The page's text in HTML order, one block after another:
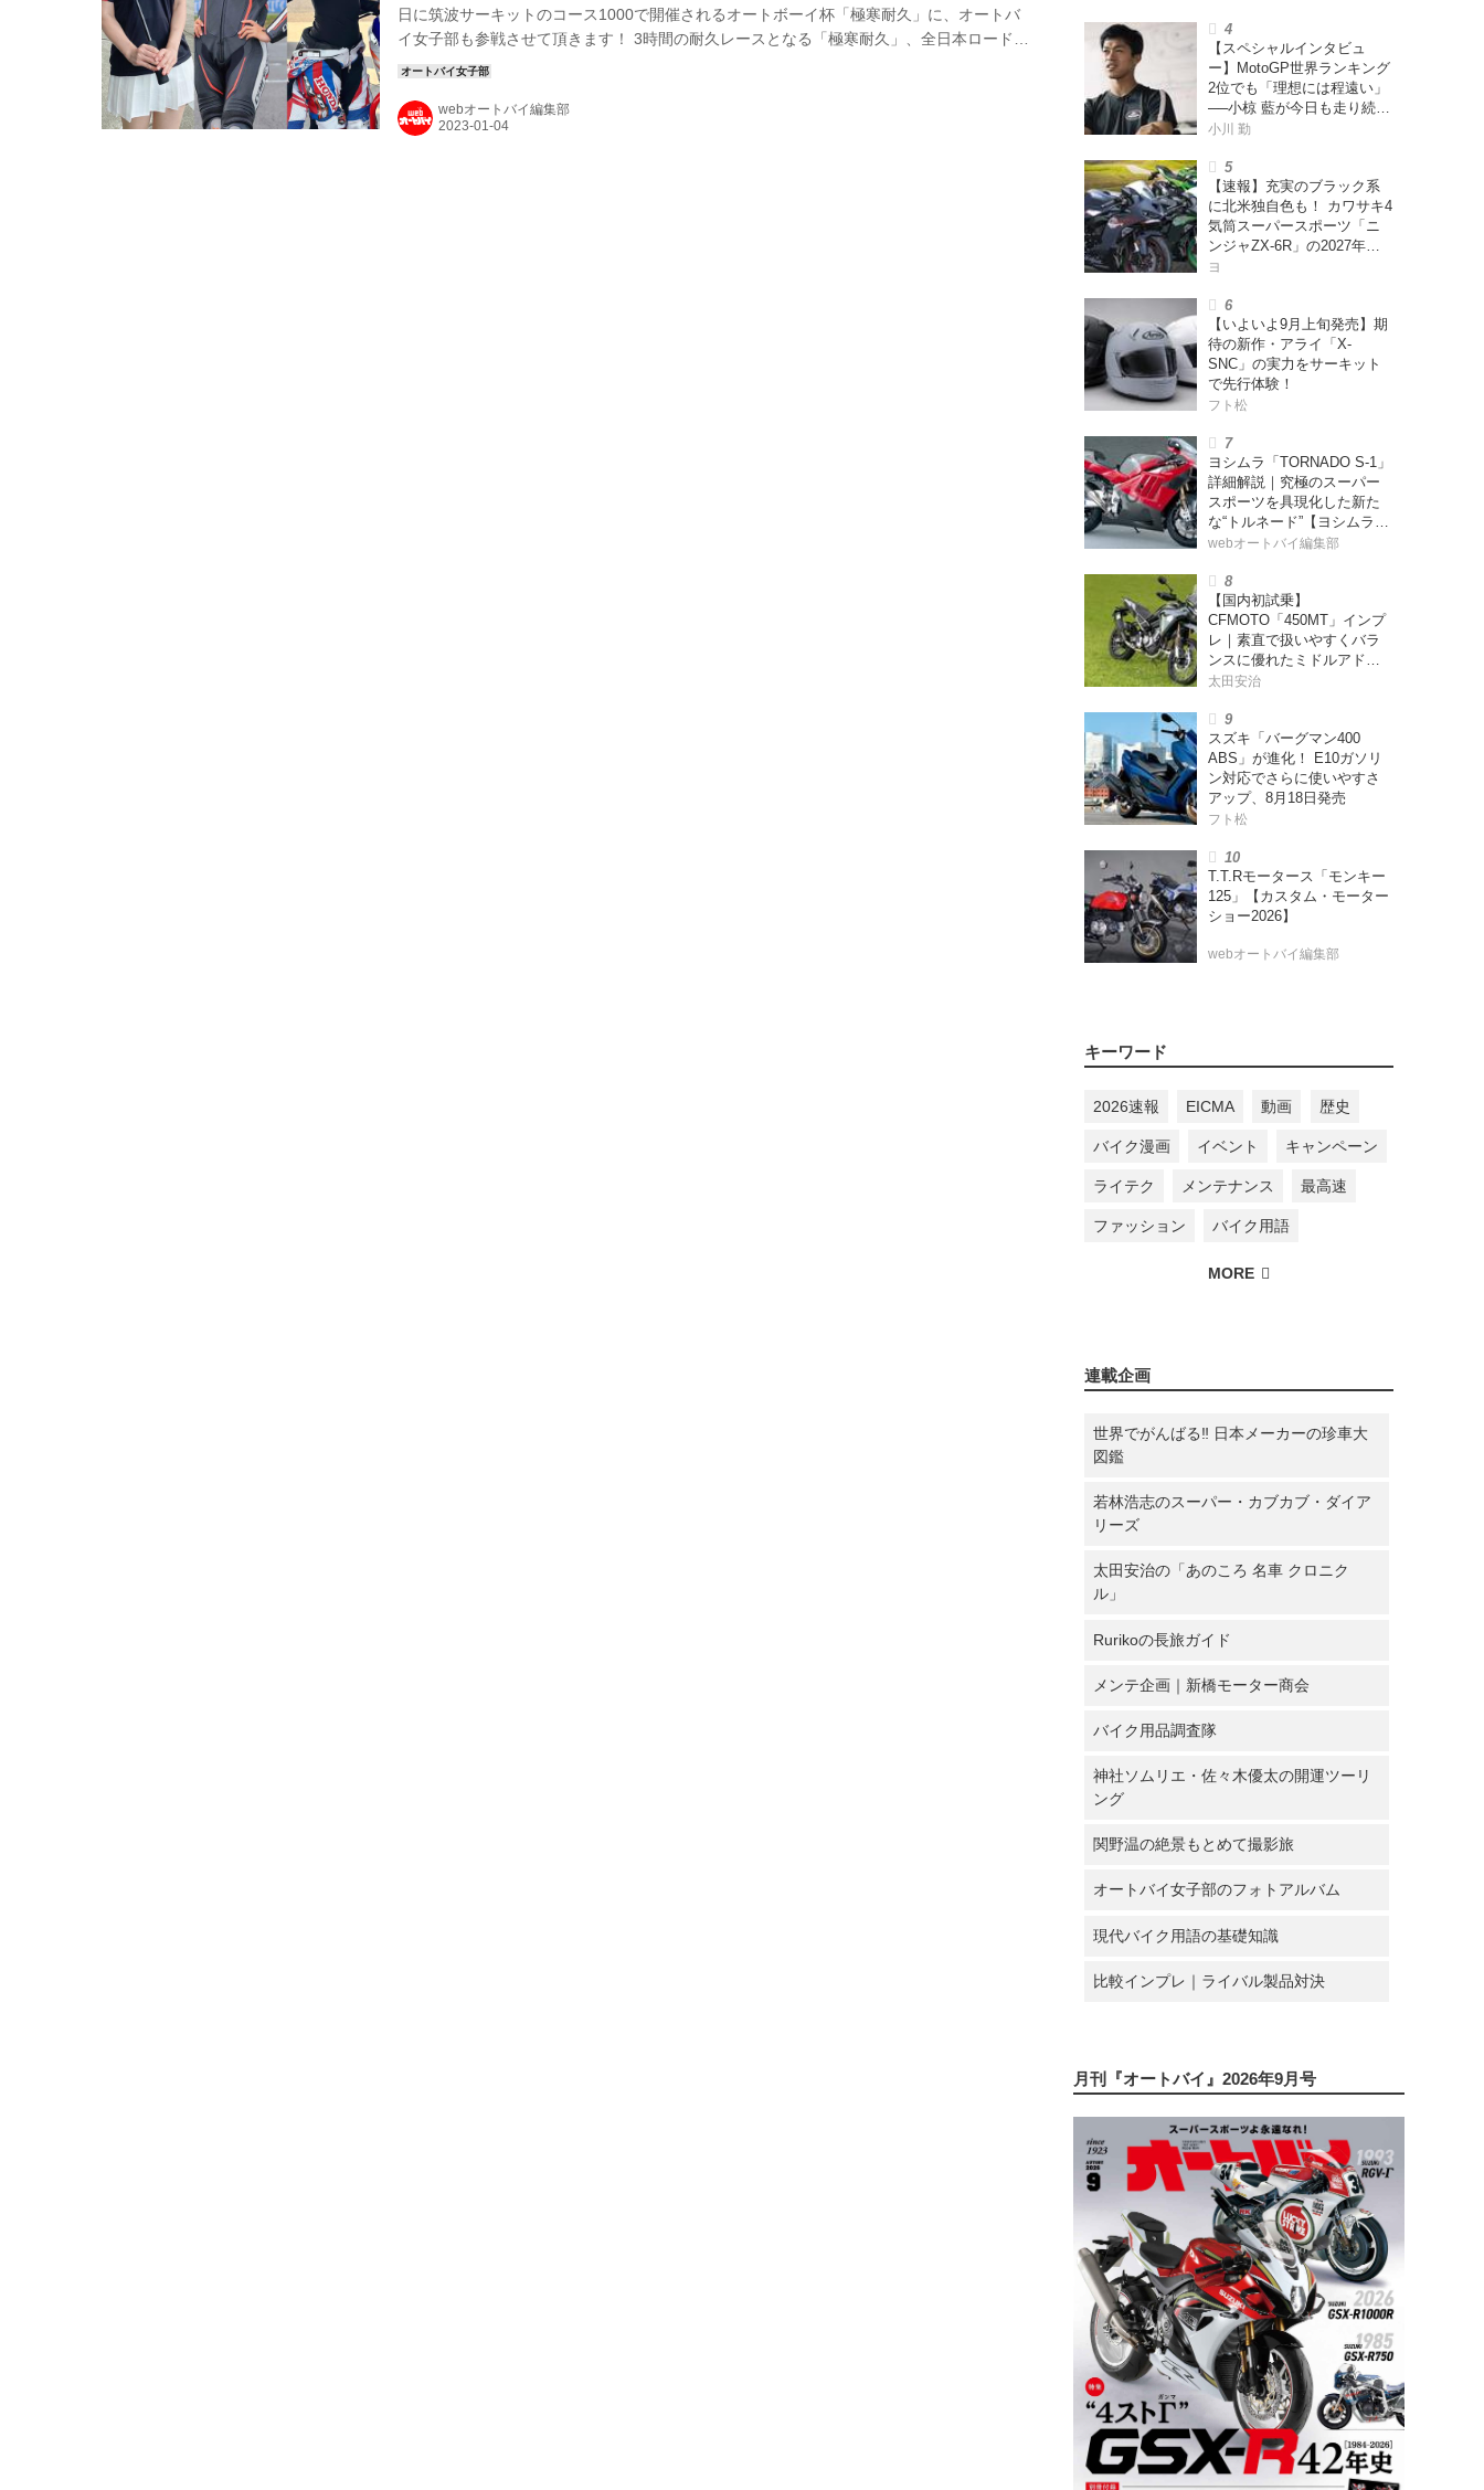
日に筑波サーキットのコース1000で開催されるオートボーイ杯「極寒耐久」に、オートバ
イ女子部も参戦させて頂きます！ 3時間の耐久レースとなる「極寒耐久」、全日本ロードレ
ースで活躍する有名ライダーも多数登場予定ですので、どんな盛り上がりを見せるか楽し
せて頂きます！ Ruriko／ライダー すっかりオートバイ女子部のサーキット担当となった
Ruriko。年末のスクール通いで、肘すりをマスターとしたとの連絡も入って...
webオートバイ編集部
【スペシャルインタビュ
ー】MotoGP世界ランキング
2位でも「理想には程遠い」
──小椋 藍が今日も走り続け
る理由
小川 勤
【速報】充実のブラック系
に北米独自色も！ カワサキ4
気筒スーパースポーツ「ニ
ンジャZX-6R」の2027年モ
デルを発表、2気筒ニンジャ
ヨ
【いよいよ9月上旬発売】期
待の新作・アライ「X-
SNC」の実力をサーキット
で先行体験！
フト松
ヨシムラ「TORNADO S-1」
詳細解説｜究極のスーパー
スポーツを具現化した新た
な“トルネード”【ヨシムラ
伝】
webオートバイ編集部
【国内初試乗】
CFMOTO「450MT」インプ
レ｜素直で扱いやすくバラ
ンスに優れたミドルアドベ
ンチャー！
太田安治
スズキ「バーグマン400
ABS」が進化！ E10ガソリ
ン対応でさらに使いやすさ
アップ、8月18日発売
フト松
T.T.Rモータース「モンキー
125」【カスタム・モーター
ショー2026】
webオートバイ編集部
キーワード
2026速報 EICMA 動画 歴史
バイク漫画 イベント キャンペーン
ライテク メンテナンス 最高速
ファッション バイク用語
連載企画
世界でがんばる‼ 日本メーカーの珍車大
図鑑
若林浩志のスーパー・カブカブ・ダイア
リーズ
太田安治の「あのころ 名車 クロニク
ル」
Rurikoの長旅ガイド
メンテ企画｜新橋モーター商会
バイク用品調査隊
神社ソムリエ・佐々木優太の開運ツーリ
ング
関野温の絶景もとめて撮影旅
オートバイ女子部のフォトアルバム
現代バイク用語の基礎知識
比較インプレ｜ライバル製品対決
月刊『オートバイ』2026年9月号